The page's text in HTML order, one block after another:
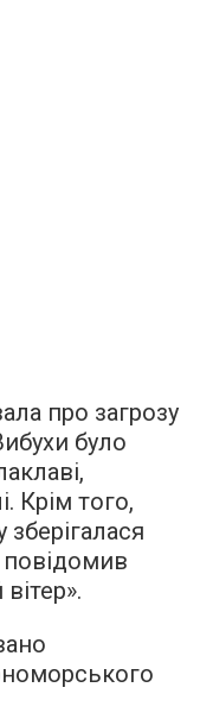
про загрозу
було
Крім того,